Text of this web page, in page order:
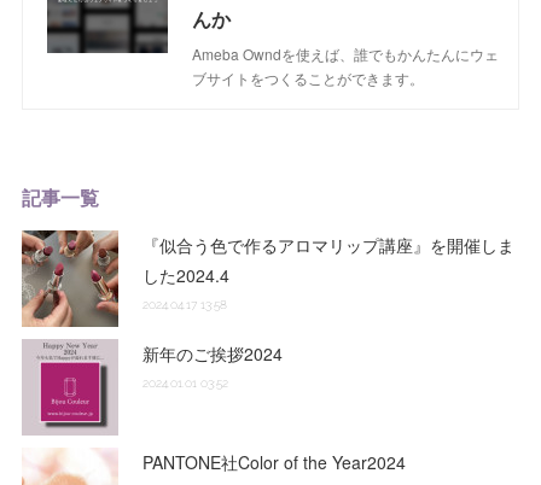
んか
Ameba Owndを使えば、誰でもかんたんにウェ
ブサイトをつくることができます。
記事一覧
『似合う色で作るアロマリップ講座』を開催しま
した2024.4
2024.04.17 13:58
新年のご挨拶2024
2024.01.01 03:52
PANTONE社Color of the Year2024